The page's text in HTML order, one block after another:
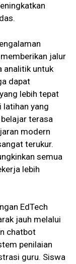
jalur
analitik untuk
dapat
lebih tepat
latihan yang
terasa
modern
terukur.
semua
lebih
EdTech
jauh melalui
chatbot
penilaian
guru. Siswa